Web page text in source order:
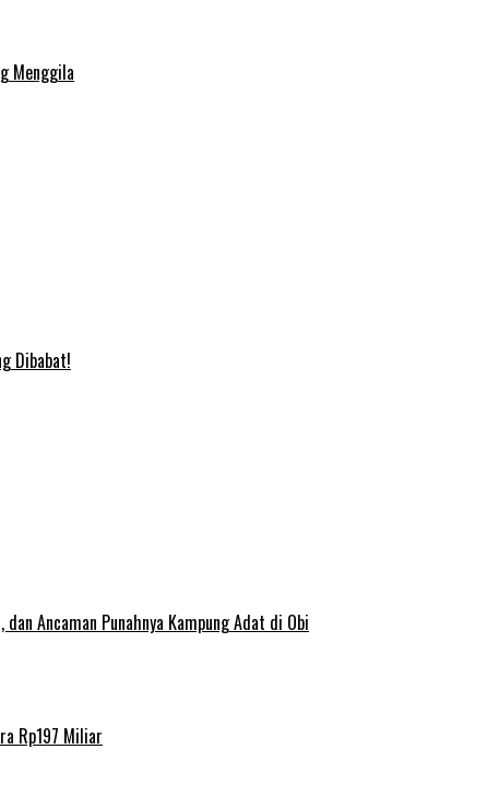
Menggila
Dibabat!
Ancaman Punahnya Kampung Adat di Obi
Rp197 Miliar